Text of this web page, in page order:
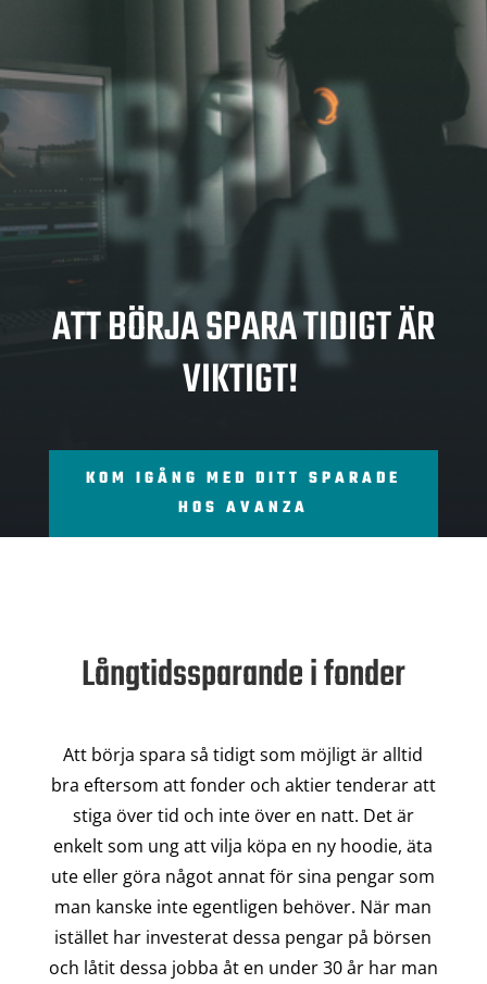
SPA
RA
ATT BÖRJA SPARA TIDIGT ÄR
VIKTIGT!
KOM IGÅNG MED DITT SPARADE
HOS AVANZA
Långtidssparande i fonder
Att börja spara så tidigt som möjligt är alltid
bra eftersom att fonder och aktier tenderar att
stiga över tid och inte över en natt. Det är
enkelt som ung att vilja köpa en ny hoodie, äta
ute eller göra något annat för sina pengar som
man kanske inte egentligen behöver. När man
istället har investerat dessa pengar på börsen
och låtit dessa jobba åt en under 30 år har man